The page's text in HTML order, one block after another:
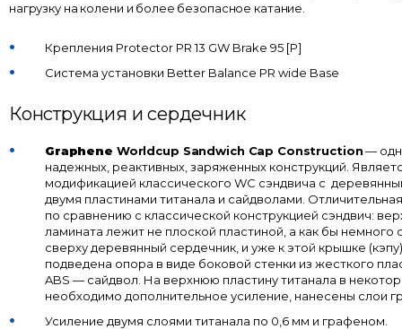
нагрузку на колени и более безопасное катание.
Крепления Protector PR 13 GW Brake 95 [P]
Система установки Better Balance PR wide Base
Конструкция и сердечник
Graphene Worldcup Sandwich Cap Construction—
надежных, реактивных, заряженных конструкций.
модификацией классического WC сэндвича с
двумя пластинами титанала и сайдволами.
по сравнению с классической конструкцией сэндвич:
ламината лежит не плоской пластиной, а как бы немного
сверху деревянный сердечник, и уже к этой крышке
подведена опора в виде боковой стенки из жесткого
ABS — сайдвол. На верхнюю пластину титанала в
необходимо дополнительное усиление, нанесены слои
Усиление двумя слоями титанала по 0,6 мм и графеном.